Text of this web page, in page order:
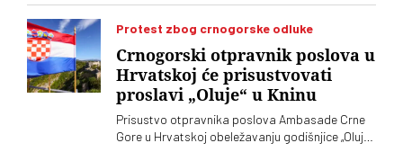
naprednjacima. Jedan od njih kaže za „Vreme“
da je „SNS u Kniću nasilna skupina
ikada više, da sarađuju. Branko Ružić za
„Vreme“ kaže da je alarmantno da tendencije
odricanja od izvornih principa i mazohizma
postoje ne samo na lokalu, već i u samom vrhu
SPS-a
Protest zbog crnogorske odluke
Crnogorski otpravnik poslova u
Hrvatskoj će prisustvovati
proslavi „Oluje“ u Kninu
Prisustvo otpravnika poslova Ambasade Crne
Gore u Hrvatskoj obeležavanju godišnjice „Oluje“